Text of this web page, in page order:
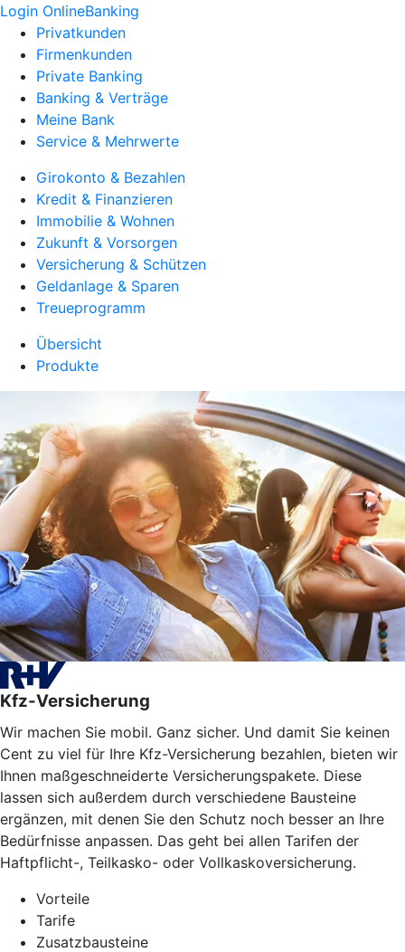
Login OnlineBanking
Privatkunden
Firmenkunden
Private Banking
Banking & Verträge
Meine Bank
Service & Mehrwerte
Girokonto & Bezahlen
Kredit & Finanzieren
Immobilie & Wohnen
Zukunft & Vorsorgen
Versicherung & Schützen
Geldanlage & Sparen
Treueprogramm
Übersicht
Produkte
Kfz-Versicherung
Wir machen Sie mobil. Ganz sicher. Und damit Sie keinen
Cent zu viel für Ihre Kfz-Versicherung bezahlen, bieten wir
Ihnen maßgeschneiderte Versicherungspakete. Diese
lassen sich außerdem durch verschiedene Bausteine
ergänzen, mit denen Sie den Schutz noch besser an Ihre
Bedürfnisse anpassen. Das geht bei allen Tarifen der
Haftpflicht-, Teilkasko- oder Vollkaskoversicherung.
Vorteile
Tarife
Zusatzbausteine